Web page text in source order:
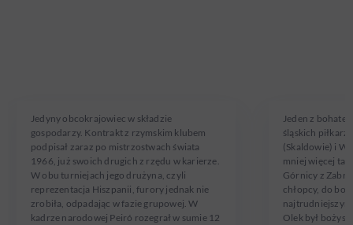
Jedyny obcokrajowiec w składzie
gospodarzy. Kontrakt z rzymskim klubem
podpisał zaraz po mistrzostwach świata
1966, już swoich drugich z rzędu w karierze.
W obu turniejach jego drużyna, czyli
reprezentacja Hiszpanii, furory jednak nie
zrobiła, odpadając w fazie grupowej. W
kadrze narodowej Peiró rozegrał w sumie 12
Jeden z
śląskich
(Skaldowie) i
mniej więcej
Górnicy z
chłopcy, do
najtrudniejszym
Olek był